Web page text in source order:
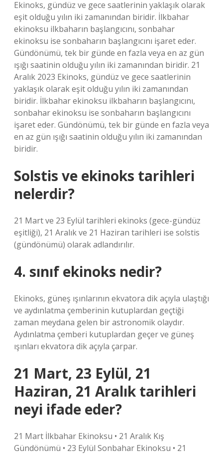
Ekinoks, gündüz ve gece saatlerinin yaklaşık olarak
eşit olduğu yılın iki zamanından biridir. İlkbahar
ekinoksu ilkbaharın başlangıcını, sonbahar
ekinoksu ise sonbaharın başlangıcını işaret eder.
Gündönümü, tek bir günde en fazla veya en az gün
ışığı saatinin olduğu yılın iki zamanından biridir. 21
Aralık 2023 Ekinoks, gündüz ve gece saatlerinin
yaklaşık olarak eşit olduğu yılın iki zamanından
biridir. İlkbahar ekinoksu ilkbaharın başlangıcını,
sonbahar ekinoksu ise sonbaharın başlangıcını
işaret eder. Gündönümü, tek bir günde en fazla veya
en az gün ışığı saatinin olduğu yılın iki zamanından
biridir.
Solstis ve ekinoks tarihleri
nelerdir?
21 Mart ve 23 Eylül tarihleri ​​ekinoks (gece-gündüz
eşitliği), 21 Aralık ve 21 Haziran tarihleri ​​ise solstis
(gündönümü) olarak adlandırılır.
4. sınıf ekinoks nedir?
Ekinoks, güneş ışınlarının ekvatora dik açıyla ulaştığı
ve aydınlatma çemberinin kutuplardan geçtiği
zaman meydana gelen bir astronomik olaydır.
Aydınlatma çemberi kutuplardan geçer ve güneş
ışınları ekvatora dik açıyla çarpar.
21 Mart, 23 Eylül, 21
Haziran, 21 Aralık tarihleri
neyi ifade eder?
21 Mart İlkbahar Ekinoksu • 21 Aralık Kış
Gündönümü • 23 Eylül Sonbahar Ekinoksu • 21